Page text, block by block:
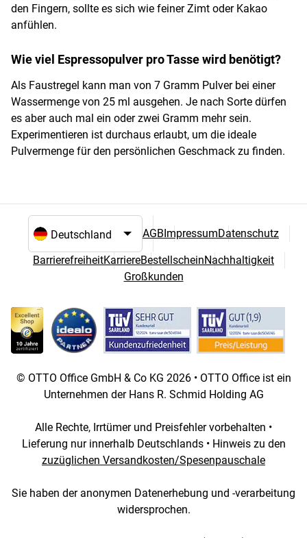
den Fingern, sollte es sich wie feiner Zimt oder Kakao
anfühlen.
Wie viel Espressopulver pro Tasse wird benötigt?
Als Faustregel kann man von 7 Gramm Pulver bei einer
Wassermenge von 25 ml ausgehen. Je nach Sorte dürfen
es aber auch mal ein oder zwei Gramm mehr sein.
Experimentieren ist durchaus erlaubt, um die ideale
Pulvermenge für den persönlichen Geschmack zu finden.
Sprach- und Landesauswahl
AGB ImpressumDatenschutz
BarrierefreiheitKarriereBestellscheinNachhaltigkeit
Großkunden
© OTTO Office GmbH & Co KG 2026 • OTTO Office ist ein
Unternehmen der Hans R. Schmid Holding AG
Alle Rechte, Irrtümer und Preisfehler vorbehalten •
Lieferung nur innerhalb Deutschlands • Hinweis zu den
zuzüglichen Versandkosten/Spesenpauschale
Sie haben der anonymen Datenerhebung und -verarbeitung
widersprochen.